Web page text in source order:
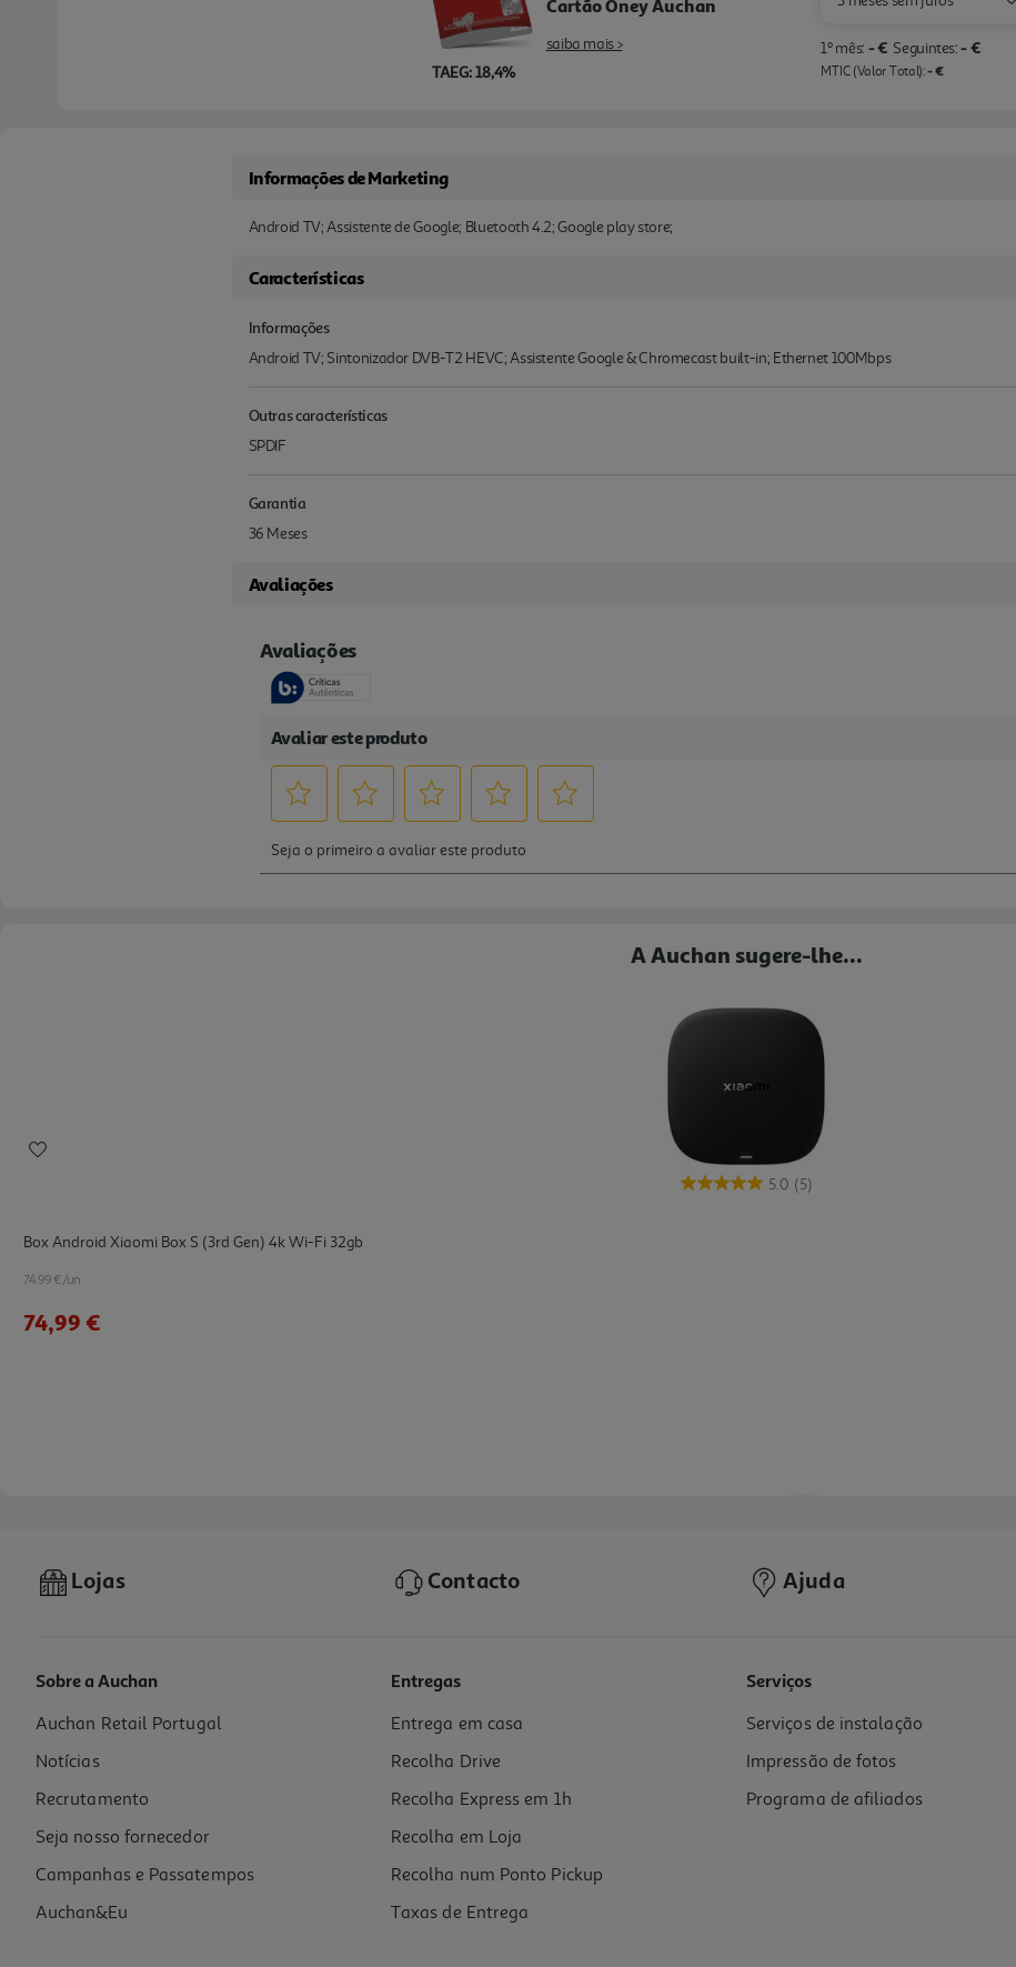
TAEG: 18,4%
Cartão Oney Auchan
saiba mais > 1º mês: - € Seguintes: - €
MTIC (Valor Total):- €
Informações de Marketing
Android TV; Assistente de Google; Bluetooth 4.2; Google play store;
Características
Informações
Android TV; Sintonizador DVB-T2 HEVC; Assistente Google & Chromecast built-in; Ethernet 100Mbps
Outras características
SPDIF
Garantia
36 Meses
Avaliações
A Auchan sugere-lhe...
5.0 (5)
Box Android Xiaomi Box S (3rd Gen) 4k Wi-Fi 32gb
74.99 €/un
74,99 €
Box Android Youin En10140k (4k Uhd 2gb 8gb)
69.99 €/un
69,99 €
Lojas Contacto Ajuda
Sobre a Auchan
Auchan Retail Portugal
Notícias
Recrutamento
Seja nosso fornecedor
Campanhas e Passatempos
Auchan&Eu
Entregas
Entrega em casa
Recolha Drive
Recolha Express em 1h
Recolha em Loja
Recolha num Ponto Pickup
Taxas de Entrega
Serviços
Serviços de instalação
Impressão de fotos
Programa de afiliados